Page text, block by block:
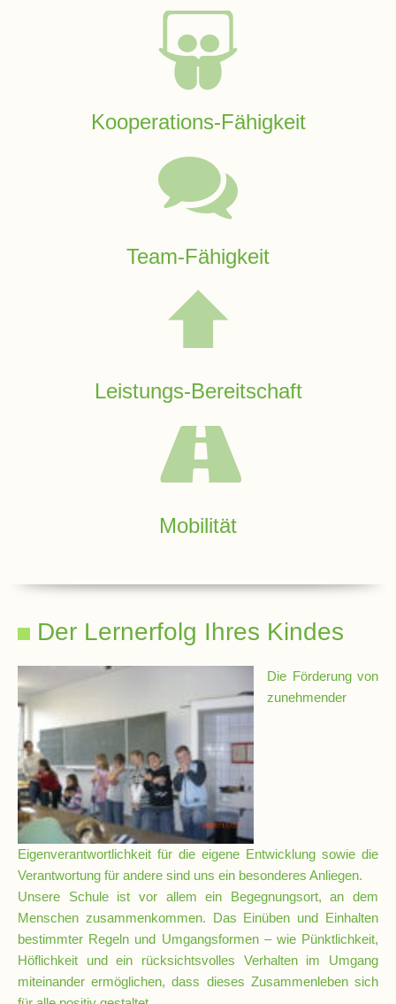
Berufswahlvorbereitung
Hausaufgabenbetreuung
Digitalisierung
Stufe
5
6
Stufe
7
und
Kooperations-Fähigkeit
Team-Fähigkeit
Leistungs-Bereitschaft
Mobilität
Der Lernerfolg Ihres Kindes
Die Förderung von
zunehmender
Eigenverantwortlichkeit für die eigene Entwicklung sowie die
Verantwortung für andere sind uns ein besonderes Anliegen.
Unsere Schule ist vor allem ein Begegnungsort, an dem
Menschen zusammenkommen. Das Einüben und Einhalten
bestimmter Regeln und Umgangsformen – wie Pünktlichkeit,
Höflichkeit und ein rücksichtsvolles Verhalten im Umgang
miteinander ermöglichen, dass dieses Zusammenleben sich